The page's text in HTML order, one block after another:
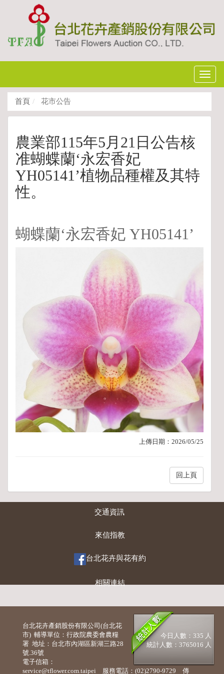
首頁
花市公告
農業部115年5月21日公告核
准蝴蝶蘭‘永宏香妃
YH05141’植物品種權及其特
性。
蝴蝶蘭‘永宏香妃 YH05141’
上傳日期： 2026/05/25
回上頁
交通資訊
來信指教
台北花卉與花有約
相關連結
今日人數：335 人
統計人數：3765016 人
台北花卉產銷股份有限公司(台北花
市) 輔導單位：行政院農委會農糧
署 地址：台北市內湖區新湖三路28
號.36號
電子信箱：
service@tflower.com.taipei 服務電話：(02)2790-9729 傳